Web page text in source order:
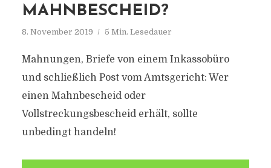
MAHNBESCHEID?
8. November 2019 5 Min. Lesedauer
Mahnungen, Briefe von einem Inkassobüro
und schließlich Post vom Amtsgericht: Wer
einen Mahnbescheid oder
Vollstreckungsbescheid erhält, sollte
unbedingt handeln!